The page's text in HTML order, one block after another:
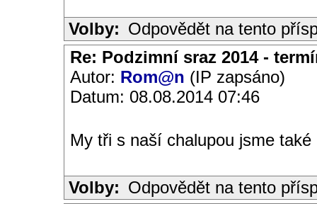
Volby: Odpovědět na tento
Re: Podzimní sraz 2014 -
Autor: Rom@n (IP zapsáno)
Datum: 08.08.2014 07:46
My tři s naší chalupou jsme
Volby: Odpovědět na tento